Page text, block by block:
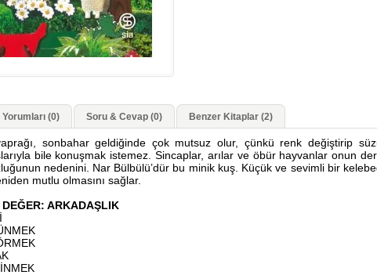
Yorumları (0) Soru & Cevap (0) Benzer Kitaplar (2)
sonbahar geldiğinde çok mutsuz olur, çünkü renk değiştirip
bile konuşmak istemez. Sincaplar, arılar ve öbür hayvanlar onun
nedenini. Nar Bülbülü’dür bu minik kuş. Küçük ve sevimli bir
mutlu olmasını sağlar.
ARKADAŞLIK